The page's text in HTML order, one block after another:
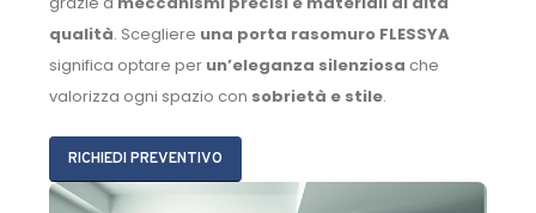
qualità. Scegliere una porta rasomuro FLESSYA
significa optare per un’eleganza silenziosa che
valorizza ogni spazio con sobrietà e stile.
RICHIEDI PREVENTIVO